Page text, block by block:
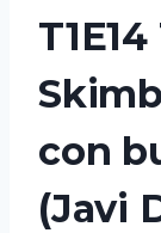
con
(Javi